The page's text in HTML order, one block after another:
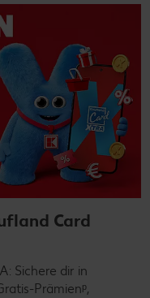
Card
Sichere dir in
Prämienᵖ,